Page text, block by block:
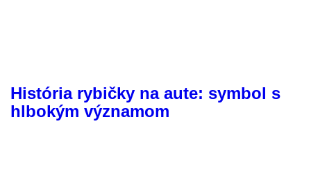
História rybičky na aute: symbol s
hlbokým významom